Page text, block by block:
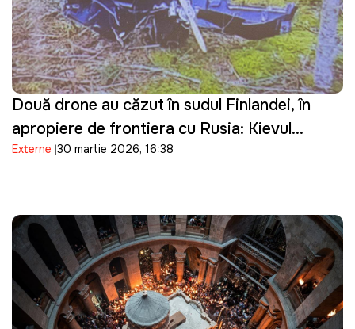
Două drone au căzut în sudul Finlandei, în
apropiere de frontiera cu Rusia: Kievul
prezintă scuze
Externe 30 martie 2026, 16:38